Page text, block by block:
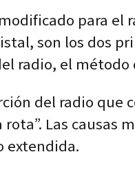
para
son los dos
radio, el
del radio que
Las
extendida.